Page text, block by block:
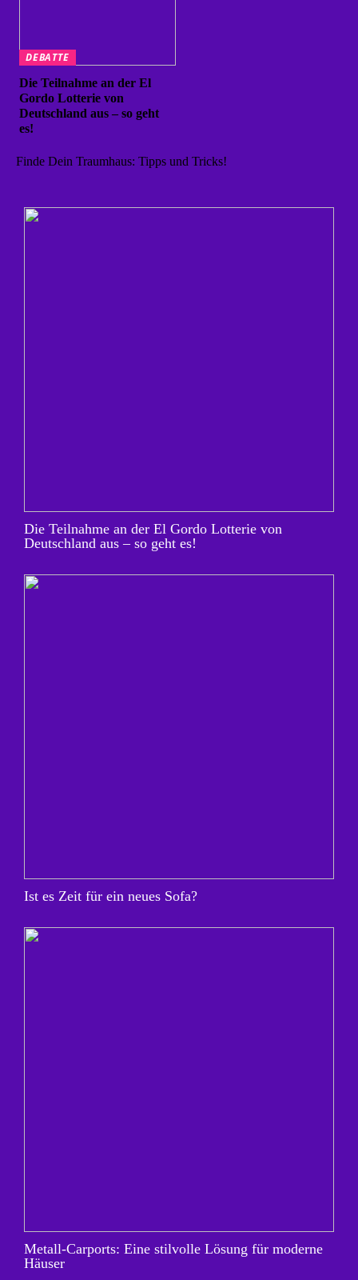
DEBATTE
Die Teilnahme an der El
Gordo Lotterie von
Deutschland aus – so geht
es!
Finde Dein Traumhaus: Tipps und Tricks!
Die Teilnahme an der El Gordo Lotterie von
Deutschland aus – so geht es!
Ist es Zeit für ein neues Sofa?
Metall-Carports: Eine stilvolle Lösung für moderne
Häuser